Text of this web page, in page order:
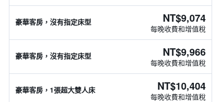
豪華客房，沒有指定床型 NT$9,074
每晚收費和增值稅
豪華客房，沒有指定床型 NT$9,966
每晚收費和增值稅
豪華客房，1張超大雙人床 NT$10,404
每晚收費和增值稅